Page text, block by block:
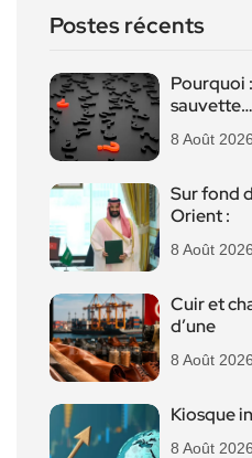
Postes récents
Pourquoi
sauvette…
8 Août 2026
Sur fond
Orient :
8 Août 2026
Cuir et
d’une
8 Août 2026
Kiosque
8 Août 2026